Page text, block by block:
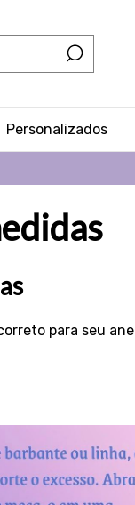
Personalizados
para seu